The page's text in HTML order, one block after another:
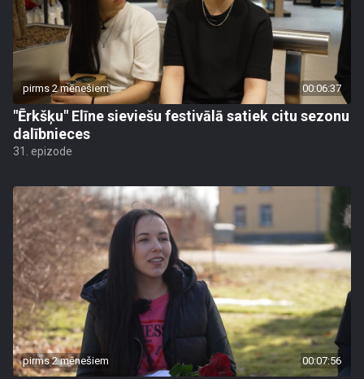
pirms 2 mēnešiem 00:06:37
"Ērkšķu" Elīne sieviešu festivālā satiek citu sezonu
dalībnieces
31. epizode
pirms 2 mēnešiem 00:07:56